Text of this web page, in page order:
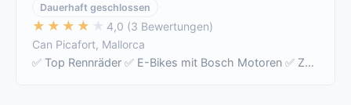
Dauerhaft geschlossen
★★★★★
★★★★★ 4,0 (3 Bewertungen)
Can Picafort, Mallorca
✅ Top Rennräder ✅ E-Bikes mit Bosch Motoren ✅ Zubehör (Helm, Schloss) inkl ✅ Fahrräder für Kinder ✅ Kindersitz (Kinderhelm inkl) buchbar …